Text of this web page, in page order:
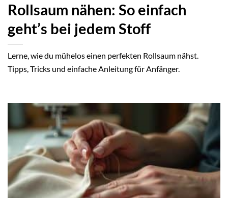
Rollsaum nähen: So einfach
geht’s bei jedem Stoff
Lerne, wie du mühelos einen perfekten Rollsaum nähst.
Tipps, Tricks und einfache Anleitung für Anfänger.